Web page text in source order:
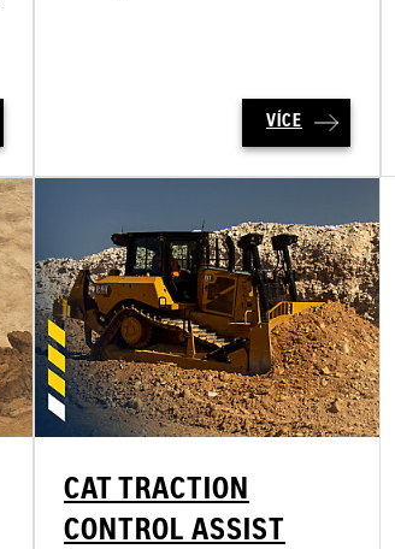
VÍCE
CAT TRACTION
CONTROL ASSIST